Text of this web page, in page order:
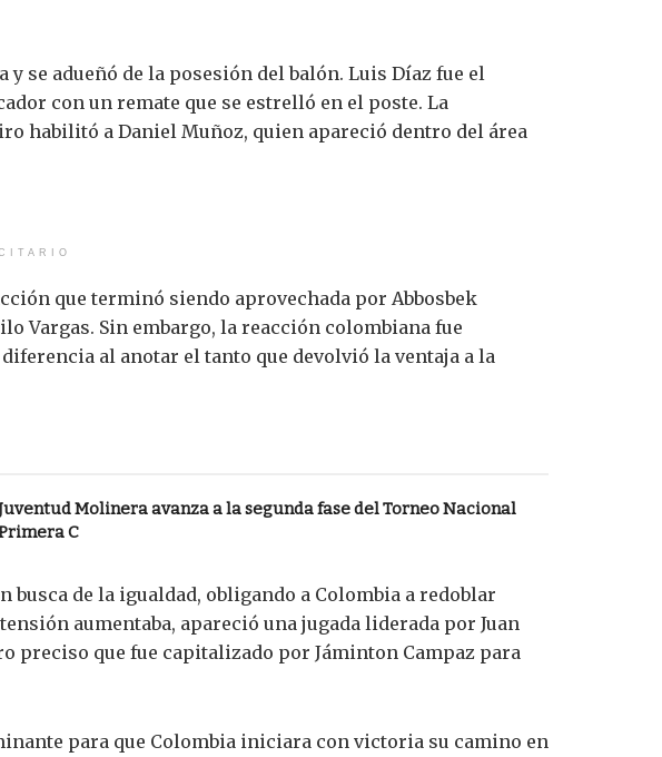
se adueñó de la posesión del balón. Luis Díaz fue el
con un remate que se estrelló en el poste. La
habilitó a Daniel Muñoz, quien apareció dentro del área
que terminó siendo aprovechada por Abbosbek
Vargas. Sin embargo, la reacción colombiana fue
al anotar el tanto que devolvió la ventaja a la
Molinera avanza a la segunda fase del Torneo Nacional
C
de la igualdad, obligando a Colombia a redoblar
aumentaba, apareció una jugada liderada por Juan
preciso que fue capitalizado por Jáminton Campaz para
para que Colombia iniciara con victoria su camino en